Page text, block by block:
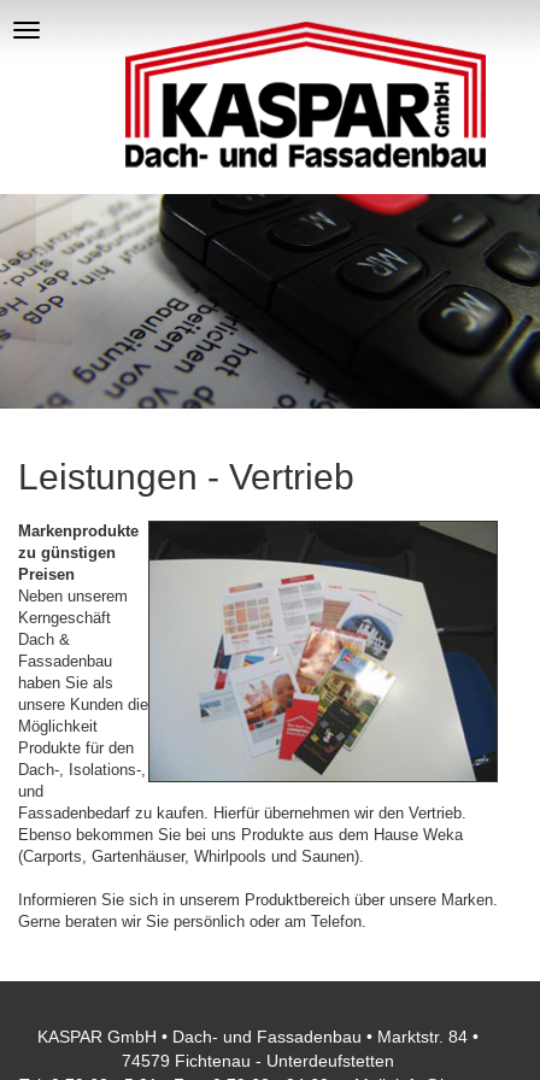
Toggle
Leistungen - Vertrieb
Markenprodukte
zu günstigen
Preisen
Neben unserem
Kerngeschäft
Dach &
Fassadenbau
haben Sie als
unsere Kunden die
Möglichkeit
Produkte für den
Dach-, Isolations-,
und
Fassadenbedarf zu kaufen. Hierfür übernehmen wir den Vertrieb.
Ebenso bekommen Sie bei uns Produkte aus dem Hause Weka
(Carports, Gartenhäuser, Whirlpools und Saunen).
Informieren Sie sich in unserem Produktbereich über unsere Marken.
Gerne beraten wir Sie persönlich oder am Telefon.
KASPAR GmbH • Dach- und Fassadenbau • Marktstr. 84 •
74579 Fichtenau - Unterdeufstetten